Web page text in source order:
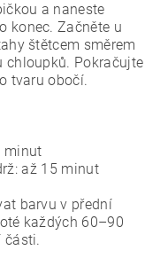
a naneste
konec. Začněte u
štětcem směrem
chloupků. Pokračujte
tvaru obočí.
minut
až 15 minut
barvu v přední
každých 60–90
části.